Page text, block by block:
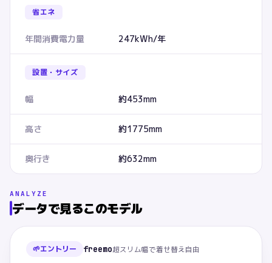
省エネ
年間消費電力量 247kWh/年
設置・サイズ
幅 約453mm
高さ 約1775mm
奥行き 約632mm
ANALYZE
データで見るこのモデル
🌱エントリー freemo超スリム幅で着せ替え自由